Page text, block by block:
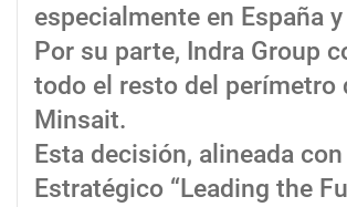
especialmente en España
Por su parte, Indra Group
todo el resto del perímetro
Minsait.
Esta decisión, alineada
Estratégico “Leading the